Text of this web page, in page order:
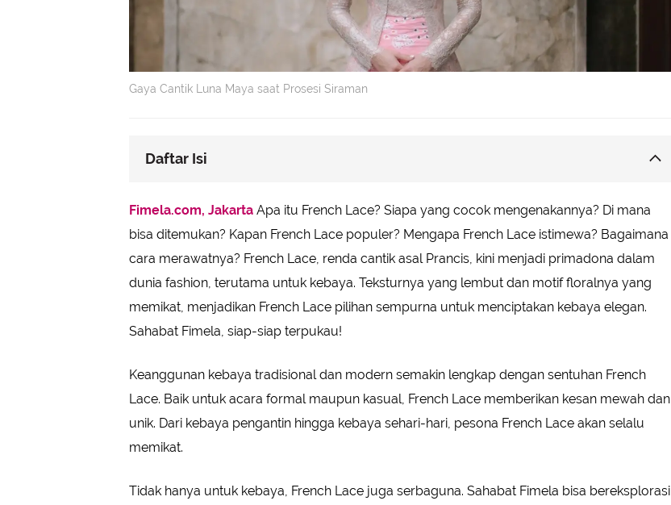
Gaya Cantik Luna Maya saat Prosesi Siraman
Daftar Isi
French Lace untuk Kebaya Modern
French Lace untuk Kebaya Tradisional
Fimela.com, Jakarta Apa itu French Lace? Siapa yang cocok mengenakannya? Di mana
bisa ditemukan? Kapan French Lace populer? Mengapa French Lace istimewa? Bagaimana
cara merawatnya? French Lace, renda cantik asal Prancis, kini menjadi primadona dalam
dunia fashion, terutama untuk kebaya. Teksturnya yang lembut dan motif floralnya yang
memikat, menjadikan French Lace pilihan sempurna untuk menciptakan kebaya elegan.
Sahabat Fimela, siap-siap terpukau!
Keanggunan kebaya tradisional dan modern semakin lengkap dengan sentuhan French
Lace. Baik untuk acara formal maupun kasual, French Lace memberikan kesan mewah dan
unik. Dari kebaya pengantin hingga kebaya sehari-hari, pesona French Lace akan selalu
memikat.
Tidak hanya untuk kebaya, French Lace juga serbaguna. Sahabat Fimela bisa bereksplorasi